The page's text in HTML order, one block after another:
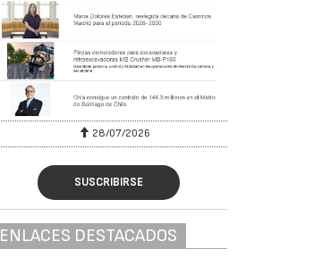
28/07/2026
SUSCRIBIRSE
ENLACES DESTACADOS